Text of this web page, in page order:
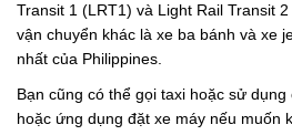
Transit 1 (LRT1) và Light Rail Transit
vận chuyển khác là xe ba bánh và xe
nhất của Philippines.
Bạn cũng có thể gọi taxi hoặc sử
hoặc ứng dụng đặt xe máy nếu muốn